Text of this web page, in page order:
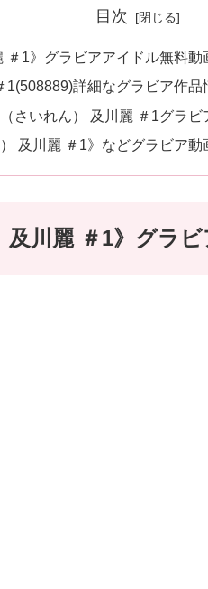
目次
＃1》グラビアアイドル無料動
1(508889)詳細なグラビア作品
さいれん） 及川麗 ＃1グラ
及川麗 ＃1》などグラビア
及川麗 ＃1》グラ